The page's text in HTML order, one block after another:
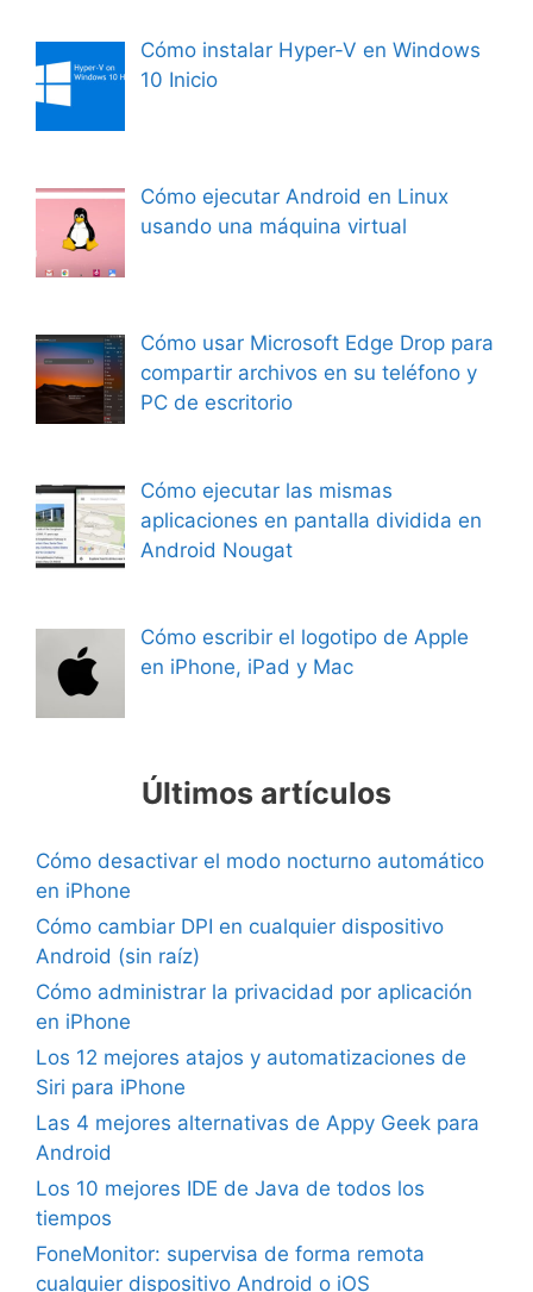
Cómo instalar Hyper-V en Windows
10 Inicio
Cómo ejecutar Android en Linux
usando una máquina virtual
Cómo usar Microsoft Edge Drop para
compartir archivos en su teléfono y
PC de escritorio
Cómo ejecutar las mismas
aplicaciones en pantalla dividida en
Android Nougat
Cómo escribir el logotipo de Apple
en iPhone, iPad y Mac
Últimos artículos
Cómo desactivar el modo nocturno automático
en iPhone
Cómo cambiar DPI en cualquier dispositivo
Android (sin raíz)
Cómo administrar la privacidad por aplicación
en iPhone
Los 12 mejores atajos y automatizaciones de
Siri para iPhone
Las 4 mejores alternativas de Appy Geek para
Android
Los 10 mejores IDE de Java de todos los
tiempos
FoneMonitor: supervisa de forma remota
cualquier dispositivo Android o iOS